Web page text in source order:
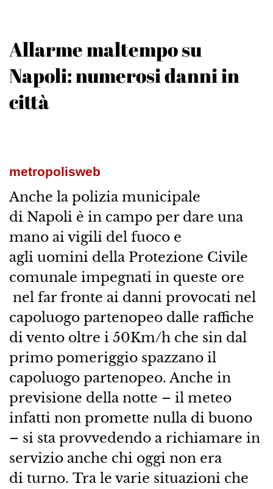
Allarme maltempo su
Napoli: numerosi danni in
città
metropolisweb
Anche la polizia municipale
di Napoli è in campo per dare una
mano ai vigili del fuoco e
agli uomini della Protezione Civile
comunale impegnati in queste ore
nel far fronte ai danni provocati nel
capoluogo partenopeo dalle raffiche
di vento oltre i 50Km/h che sin dal
primo pomeriggio spazzano il
capoluogo partenopeo. Anche in
previsione della notte – il meteo
infatti non promette nulla di buono
– si sta provvedendo a richiamare in
servizio anche chi oggi non era
di turno. Tra le varie situazioni che